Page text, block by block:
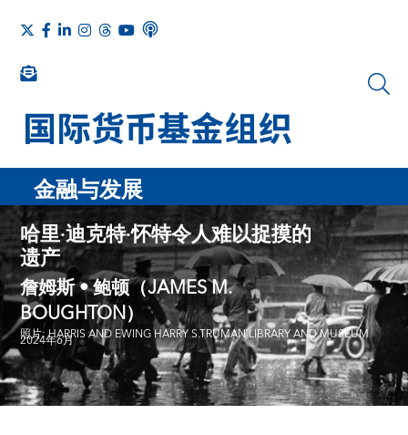
金融与发展
哈里·迪克特·怀特令人难以捉摸的
遗产
詹姆斯 • 鲍顿（JAMES M.
BOUGHTON）
2024年6月
照片: HARRIS AND EWING HARRY S.TRUMAN LIBRARY AND MUSEUM